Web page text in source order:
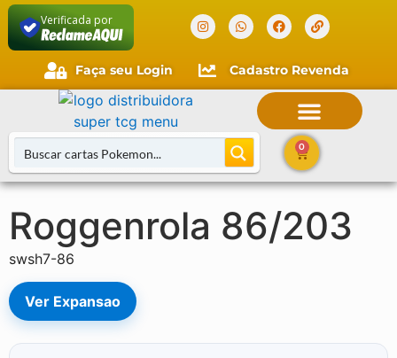
Verificada por
Faça seu Login Cadastro Revenda
0
Roggenrola 86/203
swsh7-86
Ver Expansao